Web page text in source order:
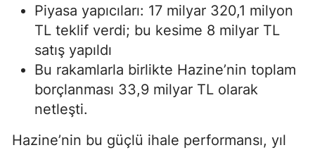
Piyasa yapıcıları: 17 milyar 320,1 milyon
TL teklif verdi; bu kesime 8 milyar TL
satış yapıldı
Bu rakamlarla birlikte Hazine’nin toplam
borçlanması 33,9 milyar TL olarak
netleşti.
Hazine’nin bu güçlü ihale performansı, yıl